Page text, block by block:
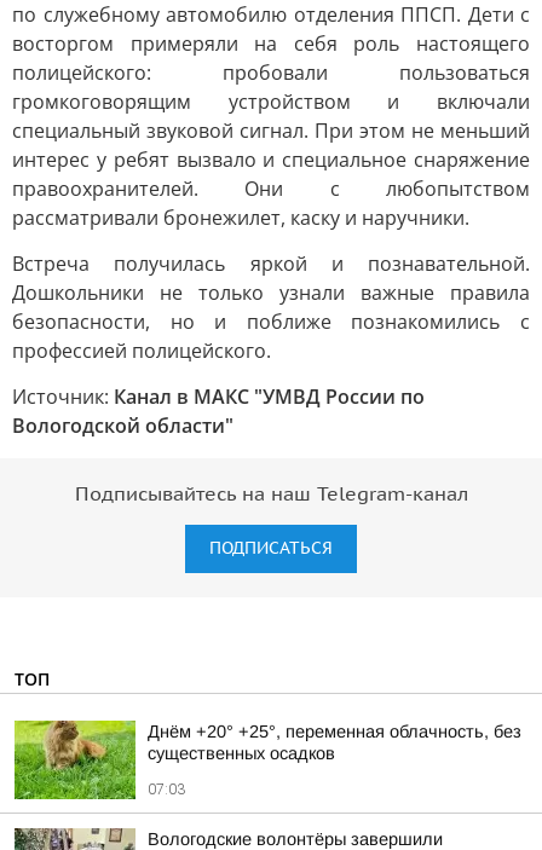
по служебному автомобилю отделения ППСП. Дети с
восторгом примеряли на себя роль настоящего
полицейского: пробовали пользоваться
громкоговорящим устройством и включали
специальный звуковой сигнал. При этом не меньший
интерес у ребят вызвало и специальное снаряжение
правоохранителей. Они с любопытством
рассматривали бронежилет, каску и наручники.
Встреча получилась яркой и познавательной.
Дошкольники не только узнали важные правила
безопасности, но и поближе познакомились с
профессией полицейского.
Источник: Канал в МАКС "УМВД России по
Вологодской области"
Подписывайтесь на наш Telegram-канал
ПОДПИСАТЬСЯ
ТОП
Днём +20° +25°, переменная облачность, без
существенных осадков
07:03
Вологодские волонтёры завершили